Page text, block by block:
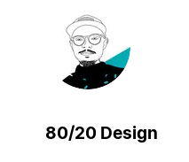
80/20 Design